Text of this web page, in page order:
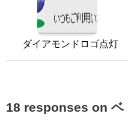
ダイアモンドロゴ点灯
18 responses on ベ